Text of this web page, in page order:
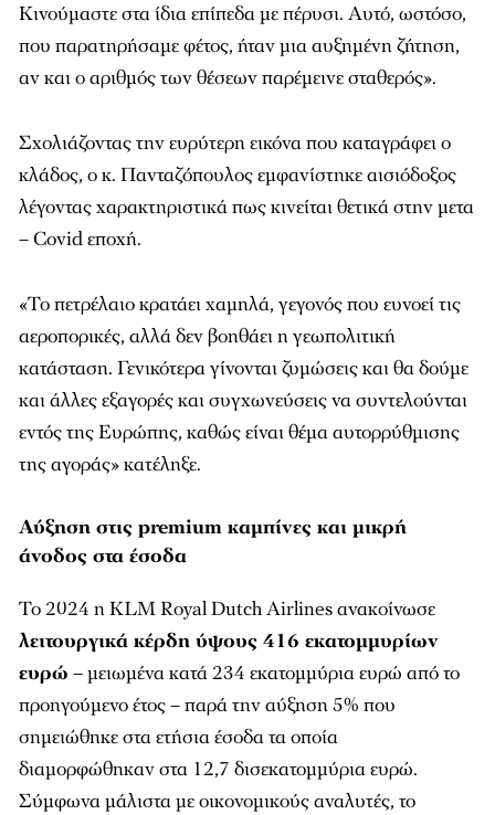
Κινούμαστε στα ίδια επίπεδα με πέρυσι. Αυτό, ωστόσο,
που παρατηρήσαμε φέτος, ήταν μια αυξημένη ζήτηση,
αν και ο αριθμός των θέσεων παρέμεινε σταθερός».
Σχολιάζοντας την ευρύτερη εικόνα που καταγράφει ο
κλάδος, ο κ. Πανταζόπουλος εμφανίστηκε αισιόδοξος
λέγοντας χαρακτηριστικά πως κινείται θετικά στην μετα
– Covid εποχή.
«Το πετρέλαιο κρατάει χαμηλά, γεγονός που ευνοεί τις
αεροπορικές, αλλά δεν βοηθάει η γεωπολιτική
κατάσταση. Γενικότερα γίνονται ζυμώσεις και θα δούμε
και άλλες εξαγορές και συγχωνεύσεις να συντελούνται
εντός της Ευρώπης, καθώς είναι θέμα αυτορρύθμισης
της αγοράς» κατέληξε.
Αύξηση στις premium καμπίνες και μικρή
άνοδος στα έσοδα
Το 2024 η KLM Royal Dutch Airlines ανακοίνωσε
λειτουργικά κέρδη ύψους 416 εκατομμυρίων
ευρώ – μειωμένα κατά 234 εκατομμύρια ευρώ από το
προηγούμενο έτος – παρά την αύξηση 5% που
σημειώθηκε στα ετήσια έσοδα τα οποία
διαμορφώθηκαν στα 12,7 δισεκατομμύρια ευρώ.
Σύμφωνα μάλιστα με οικονομικούς αναλυτές, το